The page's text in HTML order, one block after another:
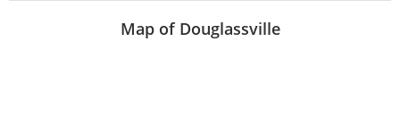
Map of Douglassville